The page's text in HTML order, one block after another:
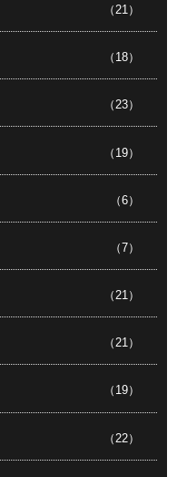
（21）
（18）
（23）
（19）
（6）
（7）
（21）
（21）
（19）
（22）